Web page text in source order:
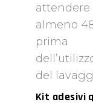
attendere
almeno
prima
del
Kit adesivi